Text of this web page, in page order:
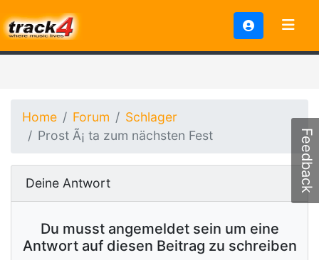
Home Forum
Schlager
Prost Ã¡ ta zum nächsten Fest
Deine Antwort
Du musst angemeldet sein um eine
Antwort auf diesen Beitrag zu schreiben
Feedback